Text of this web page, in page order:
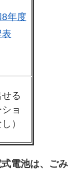
年度
る
ョ
）
電池は、ごみ